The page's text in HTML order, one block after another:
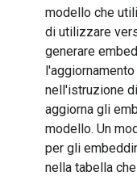
modello che
di utilizzare
generare
nell'istruzione
aggiorna gli
modello. Un
per gli
nella tabella